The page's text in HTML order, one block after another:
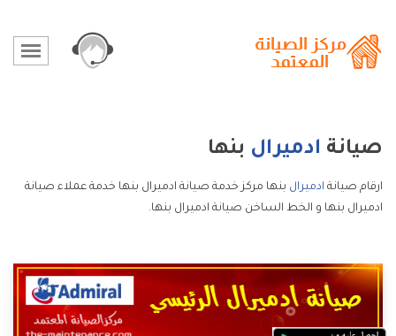
صيانة ادميرال بنها
ارقام صيانة ادميرال بنها مركز خدمة صيانة ادميرال بنها خدمة عملاء صيانة
ادميرال بنها و الخط الساخن صيانة ادميرال بنها.